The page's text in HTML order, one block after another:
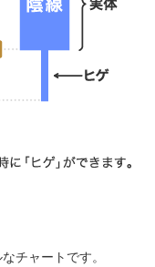
チャートです。